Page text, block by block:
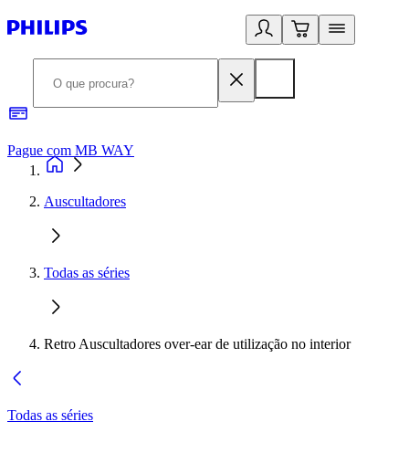
Pague com MB WAY
Auscultadores
Todas as séries
Retro Auscultadores over-ear de utilização no interior
Todas as séries